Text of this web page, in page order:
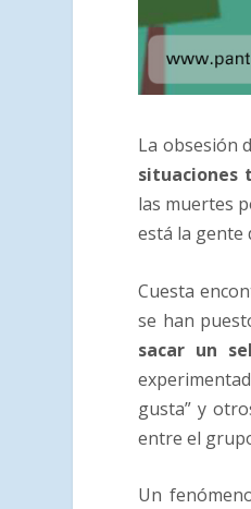
La obsesión
situaciones
las muertes
está la gente
Cuesta
se han
sacar un
gusta” y
entre el
Un